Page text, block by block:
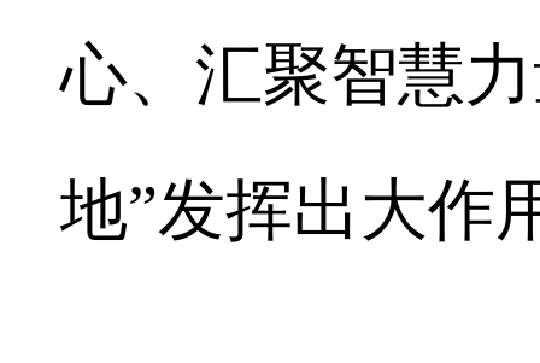
心、汇聚智慧
地”发挥出大作